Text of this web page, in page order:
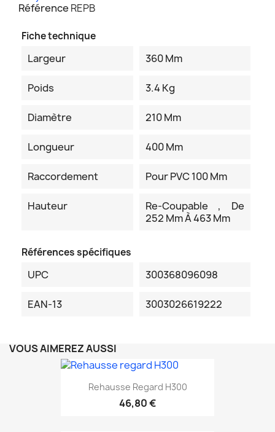
Référence REPB
Fiche technique
Largeur 360 Mm
Poids 3.4 Kg
Diamètre 210 Mm
Longueur 400 Mm
Raccordement Pour PVC 100 Mm
Hauteur
Re-Coupable , De
252 Mm À 463 Mm
Références spécifiques
UPC 300368096098
EAN-13 3003026619222
VOUS AIMEREZ AUSSI
Rehausse Regard H300
46,80 €